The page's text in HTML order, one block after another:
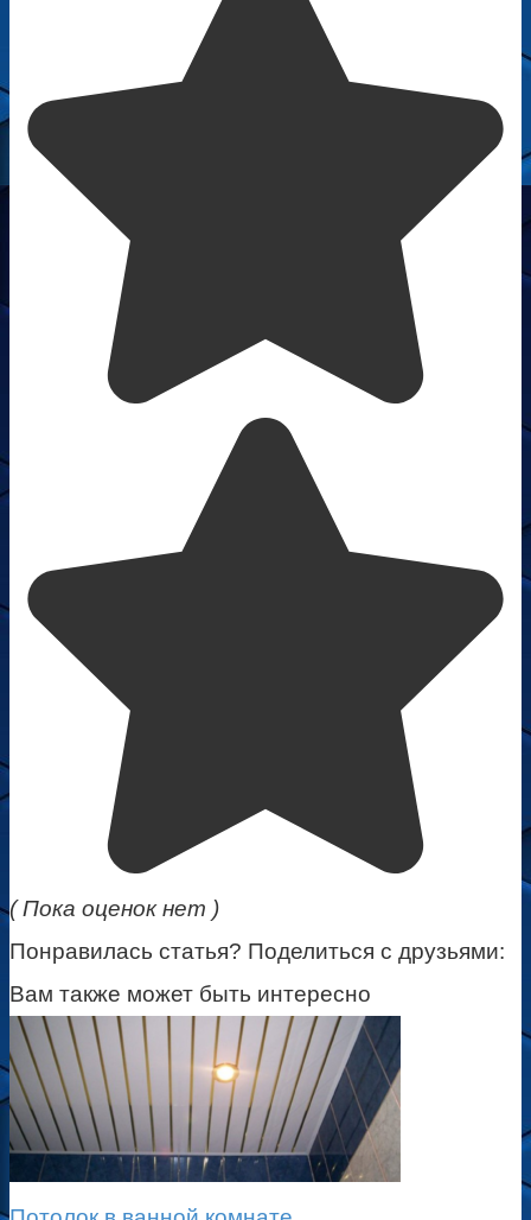
( Пока оценок нет )
Понравилась статья? Поделиться с друзьями:
Вам также может быть интересно